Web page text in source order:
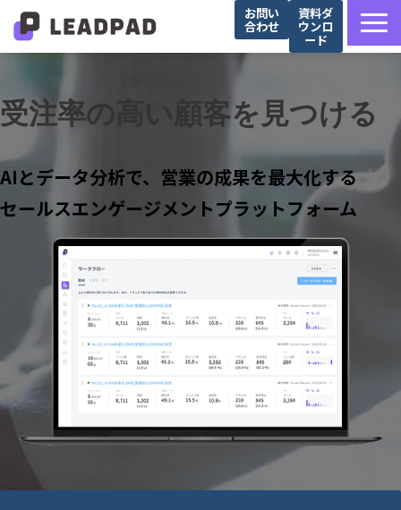
お問い
合わせ
資料ダ
ウンロ
ード
選ばれる理由
営業支援会社様向け
Salesforce導入企業様向け
導入事例
受注率の高い顧客を見つける
AIとデータ分析で、営業の成果を最大化する
セールスエンゲージメントプラットフォーム